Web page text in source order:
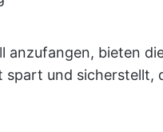
anzufangen, bieten
spart und sicherstellt,